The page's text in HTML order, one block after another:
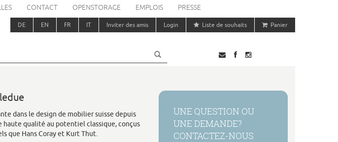
CONTACT OPENSTORAGE EMPLOIS PRESSE
DE EN FR IT Inviter des amis Login Liste de souhaits Panier
dans le design de mobilier suisse depuis
haute qualité au potentiel classique, conçus
que Hans Coray et Kurt Thut.
UNE QUESTION OU
UNE DEMANDE?
CONTACTEZ-NOUS